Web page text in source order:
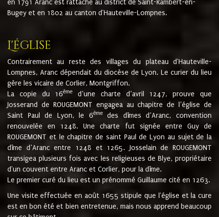
en 1791 Aranc est rattaché au district de Saint-Rambert-en-
Bugey et en 1802 au canton d'Hauteville-Lompnes.
L'église
Contrairement au reste des villages du plateau d'Hauteville-
Lompnes, Aranc dépendait du diocèse de Lyon. Le curier du lieu
gère les vicaire de Corlier, Montgriffon.
La copie du 16ème
d’une charte d’avril 1247, prouve que
Josserand de ROUGEMONT engagea au chapitre de l’église de
Saint Paul de Lyon, le 6èmedes dîmes d’Aranc, convention
renouvelée en 1248. Une charte fut signée entre Guy de
ROUGEMONT et le chapitre de saint Paul de Lyon au sujet de la
dîme d’Aranc entre 1248 et 1265. Josselain de ROUGEMONT
transigea plusieurs fois avec les religieuses de Blye, propriétaire
d'un couvent entre Aranc et Corlier, pour la dîme.
Le premier curé du lieu est un prénommé Guillaume cité en 1263.
Une visite effectuée en août 1655 stipule que l'église et la cure
est en bon été et bien entretenue, mais nous apprend beaucoup